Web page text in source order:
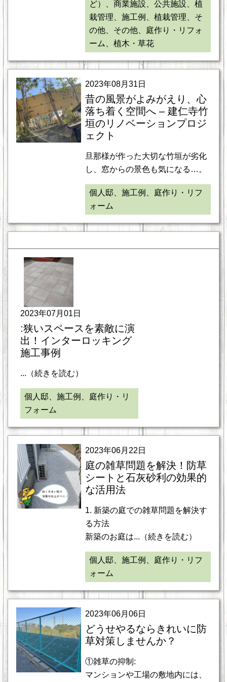
ど）、商業施設、公共施設、植
栽管理、施工例、植栽管理、そ
の他、その他、庭作り・リフォ
ーム、植木・草花
2023年08月31日
昔の風景がよみがえり、心
落ち着く空間へ – 建仁寺竹
垣のリノベーションプロジ
ェクト
旦那様が作った大切な竹垣が劣化
し、窓からの景色も気になる…。
個人邸、施工例、庭作り・リフ
ォーム
2023年07月01日
:狭いスペースを素敵に演
出！インターロッキング
施工事例
...（続きを読む）
個人邸、施工例、庭作り・リ
フォーム
2023年06月22日
庭の雑草問題を解決！防草
シートと石灰砂利の効果的
な活用法
1. 新築の庭での雑草問題を解決す
る方法
新築のお庭は...（続きを読む）
個人邸、施工例、庭作り・リフ
ォーム
2023年06月06日
どうせやるならきれいに防
草対策しませんか？
①雑草の抑制:
マンションや工場の敷地内には、